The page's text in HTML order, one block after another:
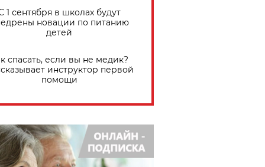
1 сентября в школах будут
новации по питанию
детей
спасать, если вы не медик?
инструктор первой
помощи